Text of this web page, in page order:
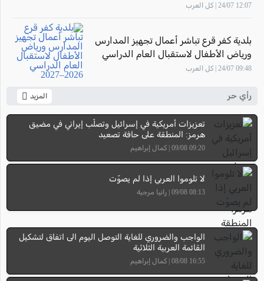
12:07 24/07 | كل العرب
بلدية كفر قرع تباشر أعمال تجهيز المدارس
ورياض الأطفال لاستقبال العام الدراسي
2026–2027
09:48 24/07 | كل العرب
رأي حر المزيد
تعزيزات أمريكية في إسرائيل وتصلّب إيراني في مضيق
هرمز: المنطقة على حافة تصعيد
09:20 09/08 | كمال إبراهيم
لا تلوموا العربي إذا لم يصوّت
08:13 09/08 | رانيا مرجية
الواجب والضروري للغاية التوصل اليوم الى اتفاق لتشكيل
القائمة العربية الثلاثية
16:55 08/08 | كمال إبراهيم